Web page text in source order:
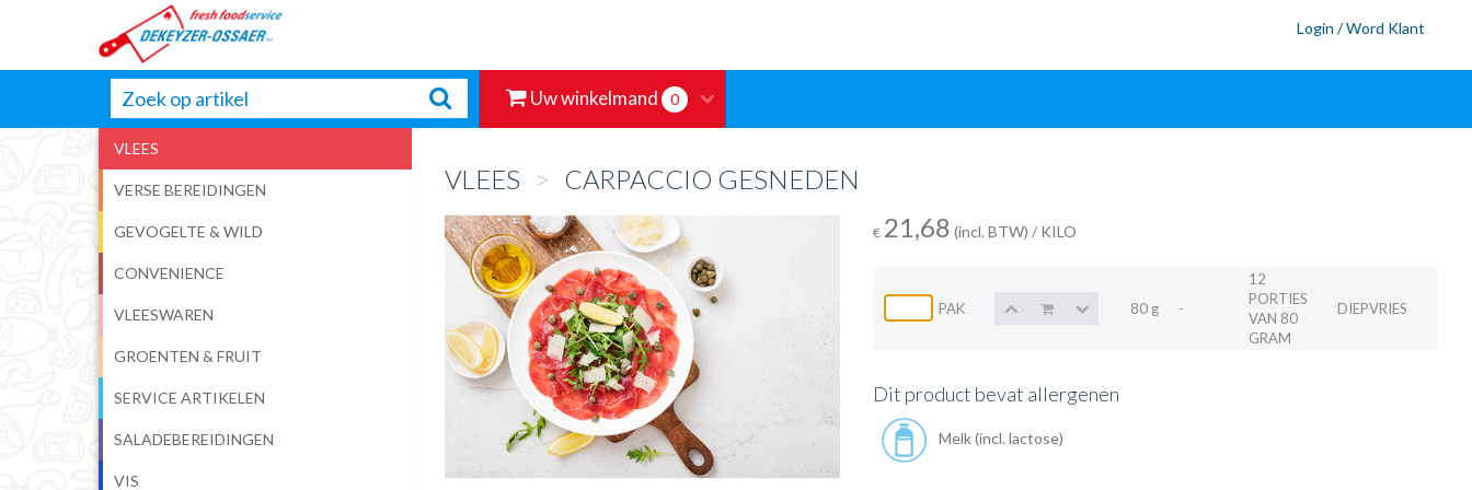
Login / Word Klant
Uw winkelmand 0
VLEES
VERSE BEREIDINGEN
GEVOGELTE & WILD
CONVENIENCE
VLEESWAREN
GROENTEN & FRUIT
SERVICE ARTIKELEN
SALADEBEREIDINGEN
VIS
VLEES > CARPACCIO GESNEDEN
€ 21,68 (incl. BTW) / KILO
PAK 80 g -
12
PORTIES
VAN 80
GRAM
DIEPVRIES
Dit product bevat allergenen
Melk (incl. lactose)